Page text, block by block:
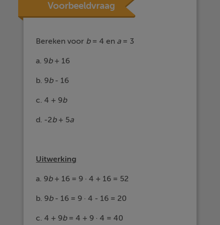
Voorbeeldvraag
Bereken voor b= 4 en a= 3
a. 9b+ 16
b. 9b- 16
c. 4 + 9b
d. -2b+ 5a
Uitwerking
a. 9b+ 16 = 9 · 4 + 16 = 52
b. 9b- 16 = 9 · 4 - 16 = 20
c. 4 + 9b= 4 + 9 · 4 = 40